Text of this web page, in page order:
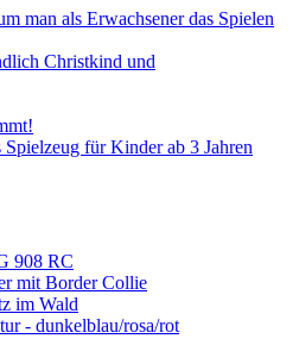
man als Erwachsener das Spielen
Christkind und
für Kinder ab 3 Jahren
908 RC
mit Border Collie
im Wald
- dunkelblau/rosa/rot